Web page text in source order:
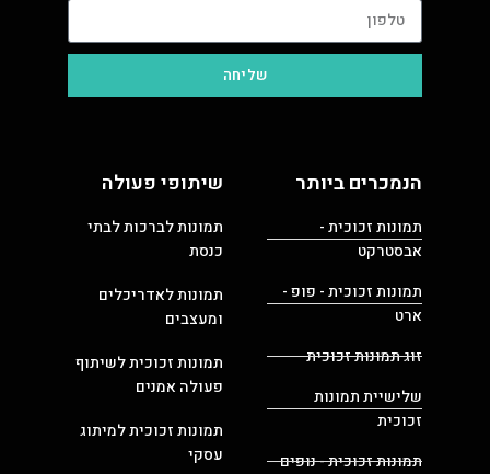
שליחה
הנמכרים ביותר
תמונות זכוכית -
אבסטרקט
תמונות זכוכית - פופ -
ארט
זוג תמונות זכוכית
שלישיית תמונות
זכוכית
תמונות זכוכית - נופים
שיתופי פעולה
תמונות לברכות לבתי
כנסת
תמונות לאדריכלים
ומעצבים
תמונות זכוכית לשיתוף
פעולה אמנים
תמונות זכוכית למיתוג
עסקי